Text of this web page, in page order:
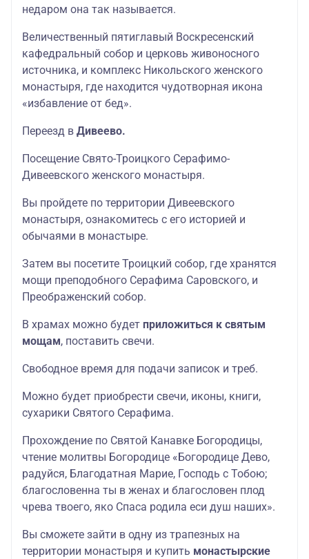
недаром она так называется.
Величественный пятиглавый Воскресенский
кафедральный собор и церковь живоносного
источника, и комплекс Никольского женского
монастыря, где находится чудотворная икона
«избавление от бед».
Переезд в Дивеево.
Посещение Свято-Троицкого Серафимо-
Дивеевского женского монастыря.
Вы пройдете по территории Дивеевского
монастыря, ознакомитесь с его историей и
обычаями в монастыре.
Затем вы посетите Троицкий собор, где хранятся
мощи преподобного Серафима Саровского, и
Преображенский собор.
В храмах можно будет приложиться к святым
мощам, поставить свечи.
Свободное время для подачи записок и треб.
Можно будет приобрести свечи, иконы, книги,
сухарики Святого Серафима.
Прохождение по Святой Канавке Богородицы,
чтение молитвы Богородице «Богородице Дево,
радуйся, Благодатная Марие, Господь с Тобою;
благословенна ты в женах и благословен плод
чрева твоего, яко Спаса родила еси душ наших».
Вы сможете зайти в одну из трапезных на
территории монастыря и купить монастырские